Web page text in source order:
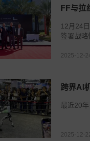
FF与拉
12月24
签署战
2025-12-24
跨界AI
最近20
2025-12-